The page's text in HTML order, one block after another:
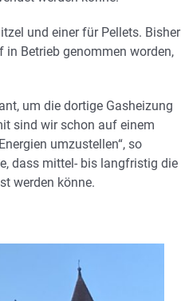
und einer für Pellets. Bisher
Betrieb genommen worden,
um die dortige Gasheizung
sind wir schon auf einem
umzustellen“, so
dass mittel- bis langfristig die
werden könne.